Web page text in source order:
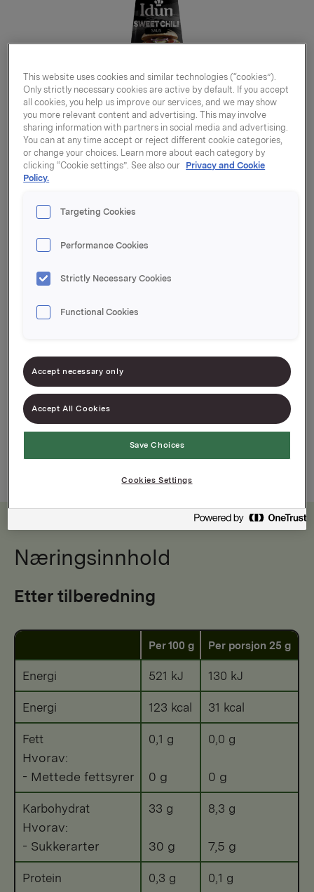
Sweet chili saus 910g
Gjør god mat bedre
Næringsinnhold
Etter tilberedning
Per 100 g Per porsjon 25 g
Energi 521 kJ 130 kJ
Energi 123 kcal 31 kcal
Fett
Hvorav:
- Mettede fettsyrer
0,1 g
0 g
0,0 g
0 g
Karbohydrat
Hvorav:
- Sukkerarter
33 g
30 g
8,3 g
7,5 g
Protein 0,3 g 0,1 g
This website uses cookies and similar technologies (“cookies”).
Only strictly necessary cookies are active by default. If you accept
all cookies, you help us improve our services, and we may show
you more relevant content and advertising. This may involve
sharing information with partners in social media and advertising.
You can at any time accept or reject different cookie categories,
or change your choices. Learn more about each category by
clicking “Cookie settings”. See also our Privacy and Cookie
Policy.
Targeting Cookies
Performance Cookies
Strictly Necessary Cookies
Functional Cookies
Accept necessary only
Accept All Cookies
Save Choices
Cookies Settings